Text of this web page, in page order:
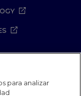
seguridad
para analizar